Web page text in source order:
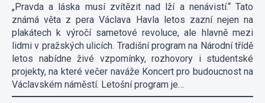
„Pravda a láska musí zvítězit nad lží a nenávistí.“ Tato
známá věta z pera Václava Havla letos zazní nejen na
plakátech k výročí sametové revoluce, ale hlavně mezi
lidmi v pražských ulicích. Tradišní program na Národní třídě
letos nabídne živé vzpomínky, rozhovory i studentské
projekty, na které večer naváže Koncert pro budoucnost na
Václavském náměstí. Letošní program je…